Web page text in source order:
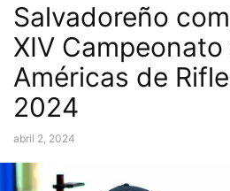
Salvadoreño
XIV
Américas de
2024
abril 2, 2024